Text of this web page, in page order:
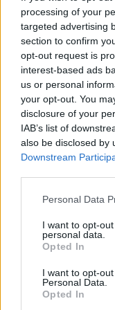
processing of your
targeted advertising
section to confirm
opt-out request is
interest-based ads
us or personal
your opt-out. You
disclosure of your
IAB’s list of
also be disclosed by
Downstream
Personal Data
I want to opt-
personal data.
Opted In
I want to opt-
Personal Data.
Opted In
ΣΗΜΕΡΑ ΡΟΗ
ΘΕΜΑΤΑ
Το
στον
ΘΕΜΑΤΑ
Πώς ο
Τα